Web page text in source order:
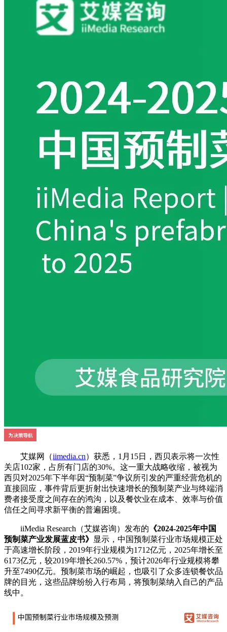
艾媒网（iimedia.cn）获悉，1月15日，西贝表示将一次性
关店102家，占所有门店的30%。这一重大战略收缩，被视为
西贝对2025年下半年因“预制菜”争议所引发的严重经营危机的
直接回应，事件背后更折射出快速增长的预制菜产业与终端消
费者接受度之间存在的鸿沟，以及餐饮业在成本、效率与价值
信任之间寻求新平衡的普遍困境。
iiMedia Research（艾媒咨询）发布的 《2024-2025年中国
预制菜产业发展蓝皮书》 显示，中国预制菜行业市场规模正处
于高速增长阶段，2019年行业规模为1712亿元，2025年增长至
6173亿元，较2019年增长260.57%，预计2026年行业规模将攀
升至7490亿元。预制菜市场的崛起，也吸引了众多连锁餐饮品
牌的目光，这些品牌纷纷入行布局，将预制菜纳入自己的产品
线中。